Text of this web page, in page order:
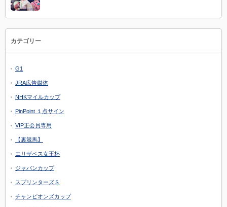
カテゴリー
G1
JRA広告媒体
NHKマイルカップ
PinPoint １点サイン
VIP正会員専用
【裏競馬】
エリザベス女王杯
ジャパンカップ
スプリンターズＳ
チャンピオンズカップ